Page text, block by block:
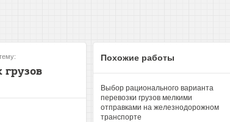
Похожие работы
Выбор рационального варианта
перевозки грузов мелкими
отправками на железнодорожном
транспорте